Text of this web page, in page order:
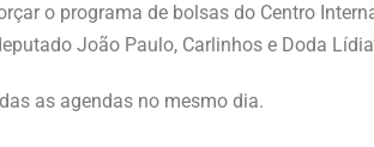
o programa de bolsas do Centro
João Paulo, Carlinhos e Doda
as agendas no mesmo dia.